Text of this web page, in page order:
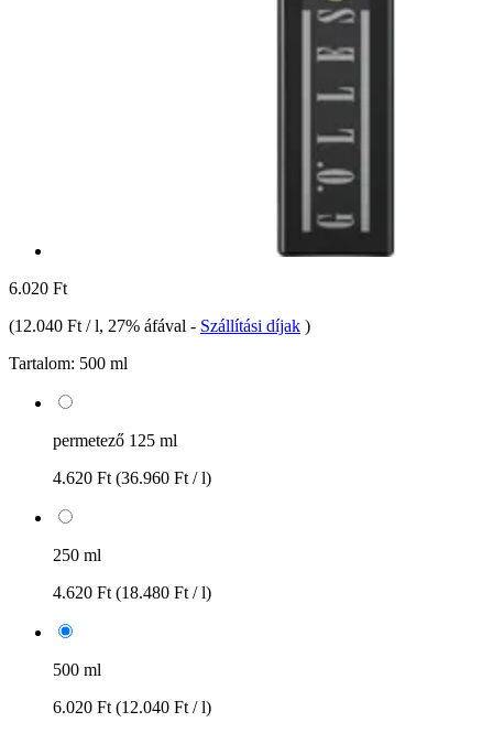
6.020 Ft
(12.040 Ft / l, 27% áfával - Szállítási díjak )
Tartalom: 500 ml
permetező 125 ml
4.620 Ft (36.960 Ft / l)
250 ml
4.620 Ft (18.480 Ft / l)
500 ml
6.020 Ft (12.040 Ft / l)